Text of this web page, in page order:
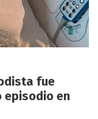
fue
episodio en